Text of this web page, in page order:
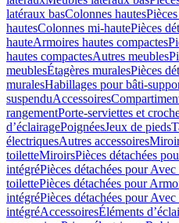
latéraux basColonnes hautes
hautesColonnes mi-hautePièces
hauteArmoires hautes compactes
hautes compactesAutres meubles
meublesÉtagères muralesPièces
muralesHabillages pour bâti-
suspenduAccessoires
rangementPorte-serviettes et
d’éclairagePoignéesJeux de pieds
électriquesAutres accessoires
toiletteMiroirsPièces détachées
intégréPièces détachées pour
toilettePièces détachées pour
intégréPièces détachées pour
intégréAccessoiresÉléments